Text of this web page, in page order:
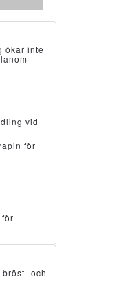
ökar inte
vid
för
och